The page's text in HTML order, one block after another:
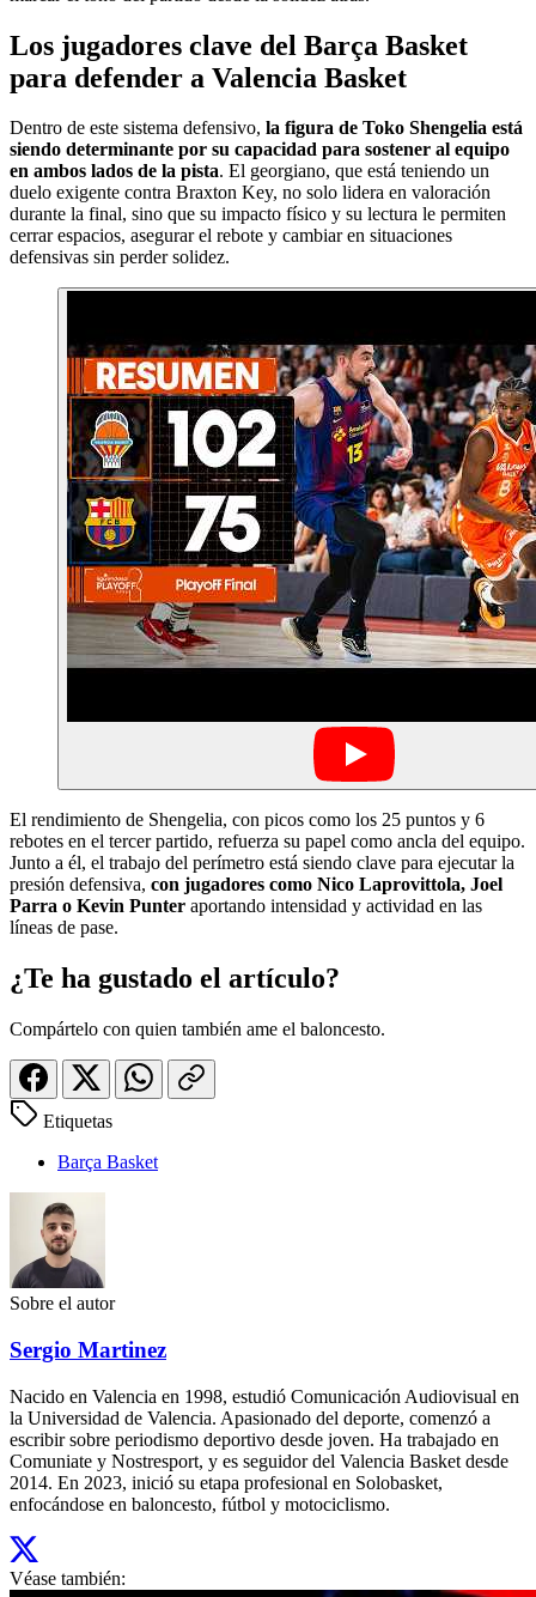
Los jugadores clave del Barça Basket
para defender a Valencia Basket
Dentro de este sistema defensivo, la figura de Toko Shengelia está
siendo determinante por su capacidad para sostener al equipo
en ambos lados de la pista. El georgiano, que está teniendo un
duelo exigente contra Braxton Key, no solo lidera en valoración
durante la final, sino que su impacto físico y su lectura le permiten
cerrar espacios, asegurar el rebote y cambiar en situaciones
defensivas sin perder solidez.
El rendimiento de Shengelia, con picos como los 25 puntos y 6
rebotes en el tercer partido, refuerza su papel como ancla del equipo.
Junto a él, el trabajo del perímetro está siendo clave para ejecutar la
presión defensiva, con jugadores como Nico Laprovittola, Joel
Parra o Kevin Punter aportando intensidad y actividad en las
líneas de pase.
¿Te ha gustado el artículo?
Compártelo con quien también ame el baloncesto.
Etiquetas
Barça Basket
Sobre el autor
Sergio Martinez
Nacido en Valencia en 1998, estudió Comunicación Audiovisual en
la Universidad de Valencia. Apasionado del deporte, comenzó a
escribir sobre periodismo deportivo desde joven. Ha trabajado en
Comuniate y Nostresport, y es seguidor del Valencia Basket desde
2014. En 2023, inició su etapa profesional en Solobasket,
enfocándose en baloncesto, fútbol y motociclismo.
Véase también: